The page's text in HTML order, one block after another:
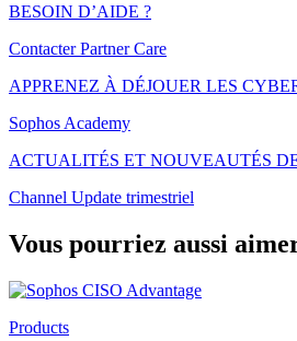
BESOIN D’AIDE ?
Contacter Partner Care
APPRENEZ À DÉJOUER LES
Sophos Academy
ACTUALITÉS ET NOUVEAUTÉS
Channel Update trimestriel
Vous pourriez aussi
Products